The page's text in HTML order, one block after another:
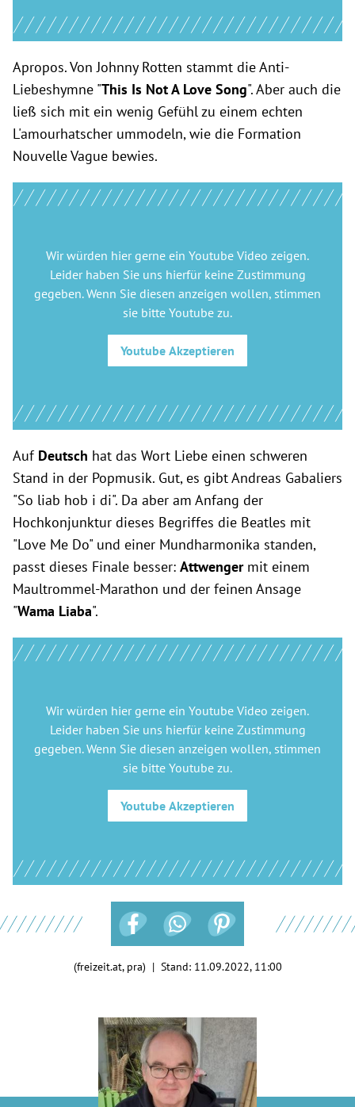
Apropos. Von Johnny Rotten stammt die Anti-
Liebeshymne "This Is Not A Love Song". Aber auch die
ließ sich mit ein wenig Gefühl zu einem echten
L'amourhatscher ummodeln, wie die Formation
Nouvelle Vague bewies.
Wir würden hier gerne ein Youtube Video zeigen.
Leider haben Sie uns hierfür keine Zustimmung
gegeben. Wenn Sie diesen anzeigen wollen, stimmen
sie bitte Youtube zu.
Youtube Akzeptieren
Auf Deutsch hat das Wort Liebe einen schweren
Stand in der Popmusik. Gut, es gibt Andreas Gabaliers
"So liab hob i di". Da aber am Anfang der
Hochkonjunktur dieses Begriffes die Beatles mit
"Love Me Do" und einer Mundharmonika standen,
passt dieses Finale besser: Attwengermit einem
Maultrommel-Marathon und der feinen Ansage
"Wama Liaba".
Wir würden hier gerne ein Youtube Video zeigen.
Leider haben Sie uns hierfür keine Zustimmung
gegeben. Wenn Sie diesen anzeigen wollen, stimmen
sie bitte Youtube zu.
Youtube Akzeptieren
(freizeit.at, pra) | Stand: 11.09.2022, 11:00